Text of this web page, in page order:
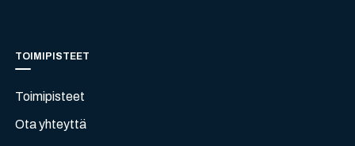
TOIMIPISTEET
Toimipisteet
Ota yhteyttä